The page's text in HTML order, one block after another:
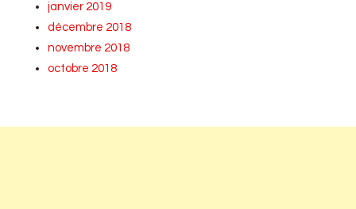
janvier 2019
décembre 2018
novembre 2018
octobre 2018